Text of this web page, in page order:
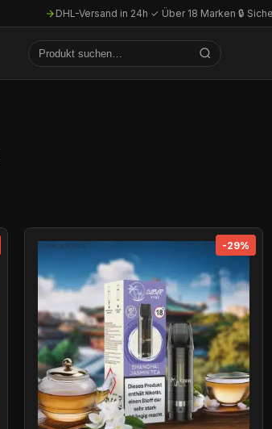
DHL-Versand in 24h·✓ Über 18 Marken·🔒
-29%